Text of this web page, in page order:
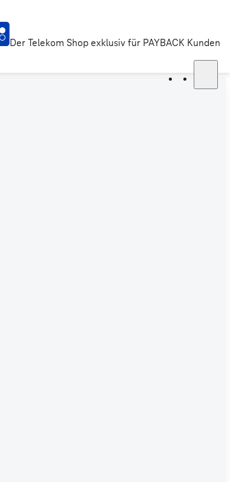
Der Telekom Shop exklusiv für PAYBACK Kunden